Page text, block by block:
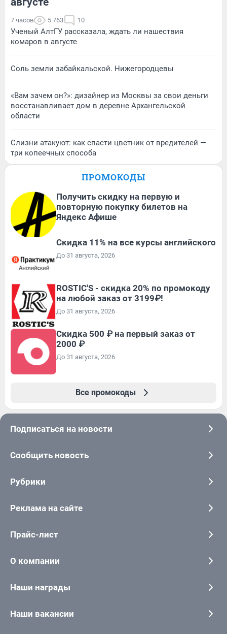
7 часов 5 763 10
Ученый АлтГУ рассказала, ждать ли нашествия
комаров в августе
Соль земли забайкальской. Нижегородцевы
«Вам зачем он?»: дизайнер из Москвы за свои деньги
восстанавливает дом в деревне Архангельской
области
Слизни атакуют: как спасти цветник от вредителей —
три копеечных способа
ПРОМОКОДЫ
Получить скидку на первую и
повторную покупку билетов на
Яндекс Афише
Скидка 11% на все курсы английского
До 31 августа, 2026
ROSTIC'S - скидка 20% по промокоду
на любой заказ от 3199₽!
До 31 августа, 2026
Скидка 500 ₽ на первый заказ от
2000 ₽
До 31 августа, 2026
Все промокоды
Подписаться на новости
Сообщить новость
Рубрики
Реклама на сайте
Прайс-лист
О компании
Наши награды
Наши вакансии